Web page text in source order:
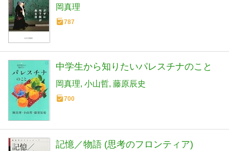
岡真理
787
中学生から知りたいパレスチナのこと
岡真理 小山哲 藤原辰史
700
記憶／物語 (思考のフロンティア)